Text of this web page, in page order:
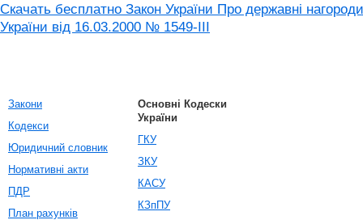
Скачать бесплатно Закон України Про державні нагороди
України від 16.03.2000 № 1549-III
Закони
Кодекси
Юридичний словник
Нормативні акти
ПДР
План рахунків
Основні Кодески
України
ГКУ
ЗКУ
КАСУ
КЗпПУ